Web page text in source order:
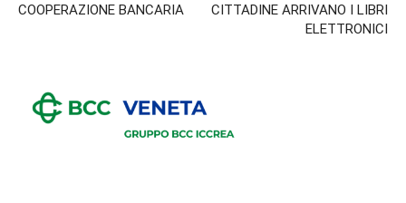
COOPERAZIONE BANCARIA
CITTADINE ARRIVANO I LIBRI
ELETTRONICI